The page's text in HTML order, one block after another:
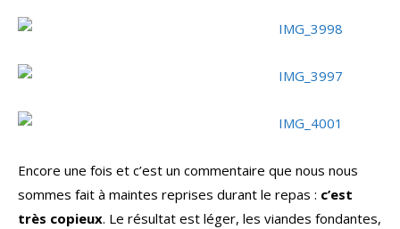
Encore une fois et c’est un commentaire que nous nous
sommes fait à maintes reprises durant le repas : c’est
très copieux. Le résultat est léger, les viandes fondantes,